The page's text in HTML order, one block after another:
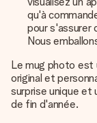
qu'à
pour s'assurer
Nous
Le mug photo est
original et
surprise unique et
de fin d'année.